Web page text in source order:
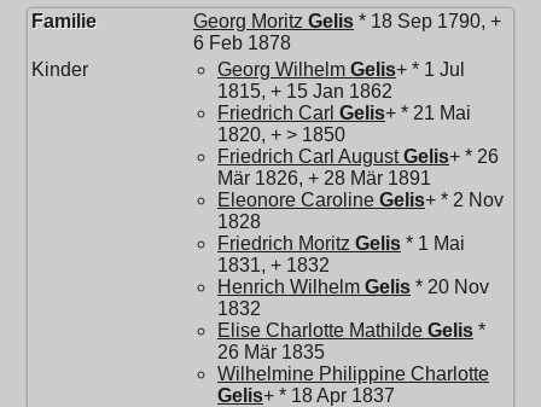
Familie Georg Moritz Gelis * 18 Sep 1790, +
6 Feb 1878
Kinder
Georg Wilhelm Gelis+ * 1 Jul
1815, + 15 Jan 1862
Friedrich Carl Gelis+ * 21 Mai
1820, + > 1850
Friedrich Carl August Gelis+ * 26
Mär 1826, + 28 Mär 1891
Eleonore Caroline Gelis+ * 2 Nov
1828
Friedrich Moritz Gelis * 1 Mai
1831, + 1832
Henrich Wilhelm Gelis * 20 Nov
1832
Elise Charlotte Mathilde Gelis *
26 Mär 1835
Wilhelmine Philippine Charlotte
Gelis+ * 18 Apr 1837